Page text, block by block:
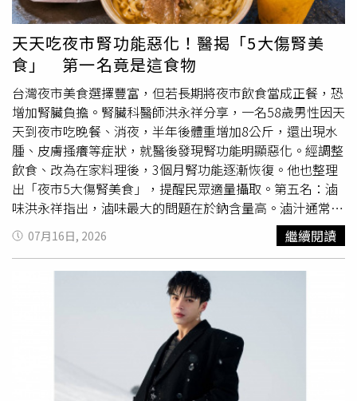
喜歡的《蠟筆小新》角色，認為他總是在重要時刻讓朋友失
望，還直言真正可靠的朋友應該是風間；aespa成員Karina
也曾提到，自己最不能接受的就是正男在《光榮燒肉之路》
中背叛夥伴的情節。日前IVE成員張員瑛到日本抽《蠟筆小
新》周邊商品時，也半開玩笑表示「如果抽到正男就回
家」，沒想到真的抽中正男，當場露出哭笑不得、近乎「眼
神死」的表情，影片迅速在台灣、日本與韓國社群平台瘋
傳，再度讓正男成為網友熱議焦點。不過，並非所有觀眾都
認同這波公審。支持者認為，正男的設定本來就是一名5
歲、膽小、缺乏自信又渴望獲得認同的普通孩子，在危險或
誘惑面前犯錯，其實更貼近真實人性；而《蠟筆小新》一向
以誇張手法放大角色個性，如果把不同年代、不同作品中的
缺點全部集中檢視，小新、風間、妮妮甚至其他主要角色，
同樣都能整理出不少「黑歷史」，因此沒有必要過度放大單
一角色的負面表現。隨著討論持續發酵，這股熱潮甚至延伸
到其他童年動畫角色，不少網友開始點名《哆啦A夢》的胖
虎、《我們這一家》的花爸、柚子等角色，討論誰才是真正
「長大後重看最讓人生氣的人物」。面對正男意外成為眾矢
之的，木棉花官方也幽默發文替他緩頰，笑稱「他只有五
歲，他只是個孩子啊～～～」。原本只是粉絲之間的角色討
不同，「牛肉麵店比較賺錢的項目其實主要是小菜滷味，牛
肉麵本身不要到賠錢。拉麵 的話明顯看得到可以選的小菜豐
富度應該會比牛肉麵店少一些，所以主要賺錢的就是 拉麵
個品項本身。」他進一步指出，消費者的用餐習慣也是影響
訂價的重要因素。一般而言，即使多人一起到拉麵店用餐，
多半仍是一人點一碗拉麵；牛肉麵店則常會另外點豆干、牛
腱或其他滷味共同分食，因此店家可透過配餐增加營收。不
過，該名業者也強調，只要是認真熬煮湯頭的牛肉麵，售價
同樣應該忠實反映成本。他表示，自己製作牛肉麵時，也是
從烘烤牛骨、熬煮高湯等程序開始，整體工序並不比製作拉
麵輕鬆，因此支持高品質牛肉麵依照實際成本訂價。
天天吃夜市腎功能惡化！醫揭「5大傷腎美
食」 第一名竟是這食物
台灣夜市美食選擇豐富，但若長期將夜市飲食當成正餐，恐
增加腎臟負擔。腎臟科醫師洪永祥分享，一名58歲男性因天
天到夜市吃晚餐、消夜，半年後體重增加8公斤，還出現水
腫、皮膚搔癢等症狀，就醫後發現腎功能明顯惡化。經調整
飲食、改為在家料理後，3個月腎功能逐漸恢復。他也整理
出「夜市5大傷腎美食」，提醒民眾適量攝取。第五名：滷
味洪永祥指出，滷味最大的問題在於鈉含量高。滷汁通常加
入大量醬油、鹽及調味料，食材長時間浸泡後容易吸收鹽
分，若再搭配甜不辣、魚板、貢丸、香腸及百頁豆腐等加工
食品，更可能攝取大量磷酸鹽添加物，增加水腫、血壓控制
不佳及血管鈣化風險。第四名：濃湯麵類包括牛肉麵、
及肉羹麵等濃湯料理，湯頭為提升風味，往往加入大量鹽、
醬油及調味料，鈉含量偏高。洪永祥提醒，腎功能不佳者應
盡量少喝湯，以降低鹽分攝取。第三名：鹽酥雞、炸雞排炸
物普遍具有高油、高鹽、高熱量特性，加上外層裹粉容易吸
附大量油脂，再撒上椒鹽、胡椒鹽等調味料，更增加鈉攝
07月16日, 2026 繼續閱讀